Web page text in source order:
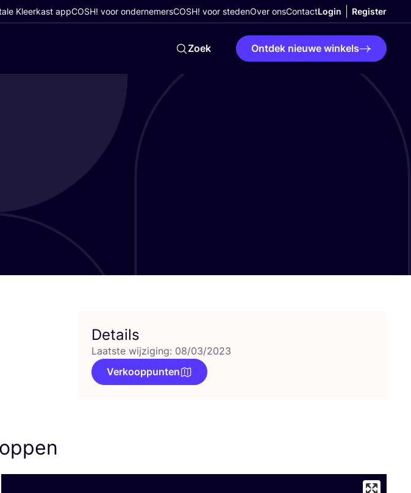
Kleerkast appCOSH! voor ondernemersCOSH! voor stedenOver onsContactLogin Register
Zoek Ontdek nieuwe winkels
Details
Laatste wijziging: 08/03/2023
Verkooppunten